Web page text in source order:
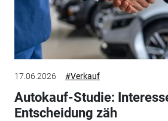
17.06.2026 #Verkauf
Autokauf-Studie:
Entscheidung zäh